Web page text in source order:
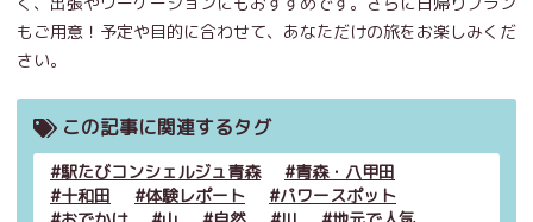
もご用意！予定や目的に合わせて、あなただけの旅をお楽しみくだ
さい。
この記事に関連するタグ
駅たびコンシェルジュ青森
青森・八甲田
十和田
体験レポート
パワースポット